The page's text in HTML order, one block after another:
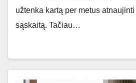
užtenka kartą per metus
sąskaitą. Tačiau…